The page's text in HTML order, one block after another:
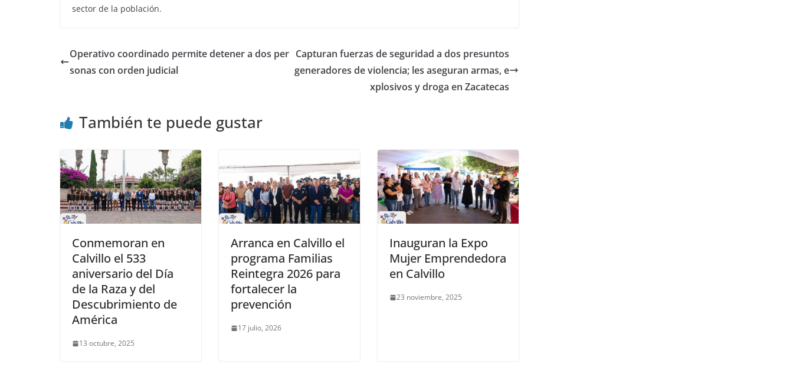
sector de la población.
Operativo coordinado permite detener a dos per
sonas con orden judicial
Capturan fuerzas de seguridad a dos presuntos
generadores de violencia; les aseguran armas, e
xplosivos y droga en Zacatecas
También te puede gustar
Conmemoran en
Calvillo el 533
aniversario del Día
de la Raza y del
Descubrimiento de
América
13 octubre, 2025
Arranca en Calvillo el
programa Familias
Reintegra 2026 para
fortalecer la
prevención
17 julio, 2026
Inauguran la Expo
Mujer Emprendedora
en Calvillo
23 noviembre, 2025